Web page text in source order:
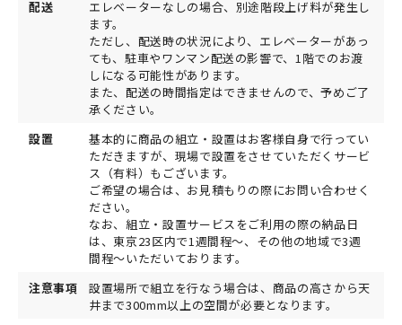
配送
エレベーターなしの場合、別途階段上げ料が発生し
ます。
ただし、配送時の状況により、エレベーターがあっ
ても、駐車やワンマン配送の影響で、1階でのお渡
しになる可能性があります。
また、配送の時間指定はできませんので、予めご了
承ください。
設置
基本的に商品の組立・設置はお客様自身で行ってい
ただきますが、現場で設置をさせていただくサービ
ス（有料）もございます。
ご希望の場合は、お見積もりの際にお問い合わせく
ださい。
なお、組立・設置サービスをご利用の際の納品日
は、東京23区内で1週間程～、その他の地域で3週
間程～いただいております。
注意事項
設置場所で組立を行なう場合は、商品の高さから天
井まで300mm以上の空間が必要となります。